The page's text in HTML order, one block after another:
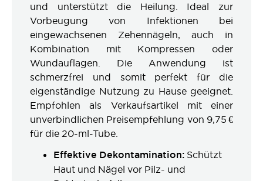
und unterstützt die Heilung. Ideal zur
Vorbeugung von Infektionen bei
eingewachsenen Zehennägeln, auch in
Kombination mit Kompressen oder
Wundauflagen. Die Anwendung ist
schmerzfrei und somit perfekt für die
eigenständige Nutzung zu Hause geeignet.
Empfohlen als Verkaufsartikel mit einer
unverbindlichen Preisempfehlung von 9,75 €
für die 20-ml-Tube.
Effektive Dekontamination: Schützt
Haut und Nägel vor Pilz- und